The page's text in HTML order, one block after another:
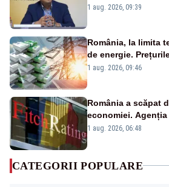
alertei energetice?
1 aug. 2026, 09:39
România, la limita
de energie.
Analiză Realitatea
1 aug. 2026, 09:46
România a scăpat
economiei.
„BBB-” cu
1 aug. 2026, 06:48
CATEGORII POPULARE